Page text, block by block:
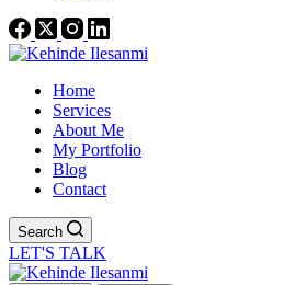
Home
Services
About Me
My Portfolio
Blog
Contact
Search
LET'S TALK